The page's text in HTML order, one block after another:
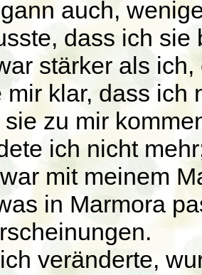
auch,
dass ich
stärker als
mir klar, dass
zu mir
ich nicht
mit meinem
in Marmora
veränderte,